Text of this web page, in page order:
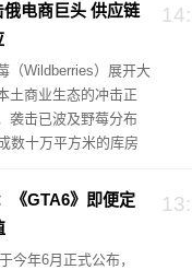
电商巨头 供应链
（Wildberries）展开大
土商业生态的冲击正
袭击已波及野莓分布
数十万平方米的库房
总仓储容量的五分之
《GTA6》即便定
今年6月正式公布，